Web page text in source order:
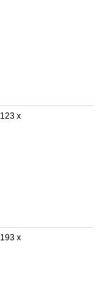
123 x
193 x